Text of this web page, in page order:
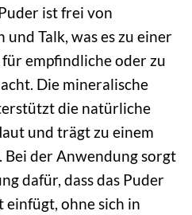
ist frei von
Talk, was es zu einer
empfindliche oder zu
Die mineralische
die natürliche
und trägt zu einem
Bei der Anwendung sorgt
dafür, dass das Puder
einfügt, ohne sich in